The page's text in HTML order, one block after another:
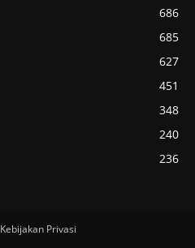
686
685
627
451
348
240
236
Kebijakan Privasi